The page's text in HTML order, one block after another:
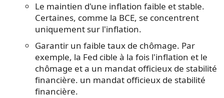
Le maintien d'une inflation faible et stable.
Certaines, comme la BCE, se concentrent
uniquement sur l'inflation.
Garantir un faible taux de chômage. Par
exemple, la Fed cible à la fois l'inflation et le
chômage et a un mandat officieux de stabilité
financière. un mandat officieux de stabilité
financière.